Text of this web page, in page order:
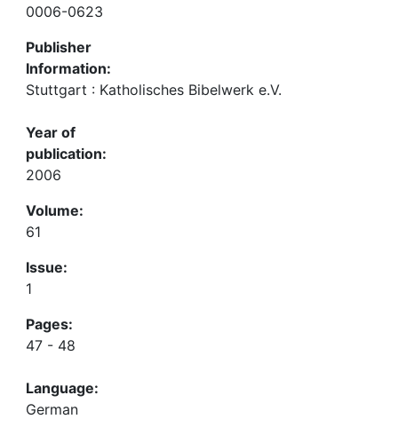
0006-0623
Publisher
Information:
Stuttgart : Katholisches Bibelwerk e.V.
Year of
publication:
2006
Volume:
61
Issue:
1
Pages:
47 - 48
Language:
German